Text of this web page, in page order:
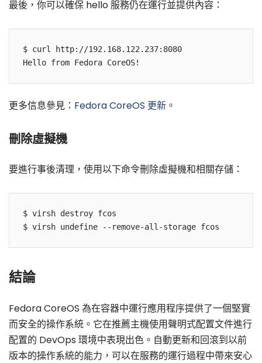
最後，你可以確保 hello 服務仍在運行並提供內容：
$ curl http://192.168.122.237:8080
更多信息參見： Fedora CoreOS 更新 。
刪除虛擬機
要進行事後清理，使用以下命令刪除虛擬機和相關存儲：
$ virsh destroy fcos
結論
Fedora CoreOS 為在容器中運行應用程序提供了一個堅實
而安全的操作系統。它在推薦主機使用聲明式配置文件進行
配置的 DevOps 環境中表現出色。自動更新和回滾到以前
版本的操作系統的能力，可以在服務的運行過程中帶來安心